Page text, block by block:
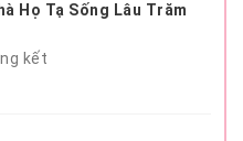
Họ Tạ Sống Lâu Trăm
kết